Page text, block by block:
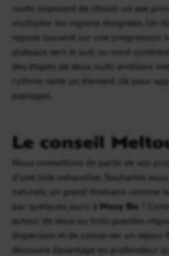
route imposent de choisir un axe
multiplier les régions éloignées. Un
repose souvent sur une progression
plateaux vers le sud, ou nord
des étapes de deux nuits améliore
rythme reste un élément clé pour
paysages.
Le conseil
Nous conseillons de partir de vos
d’une liste exhaustive. Souhaitez-
naturels, un grand itinéraire comme la
par quelques jours à Nosy Be ?
autour de deux ou trois grandes
dispersion et de conserver un séjour
découvre davantage en profondeur